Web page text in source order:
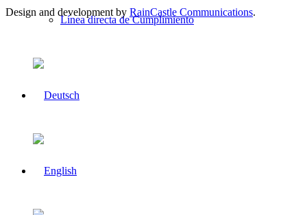
Línea directa de Cumplimiento
Design and development by RainCastle Communications.